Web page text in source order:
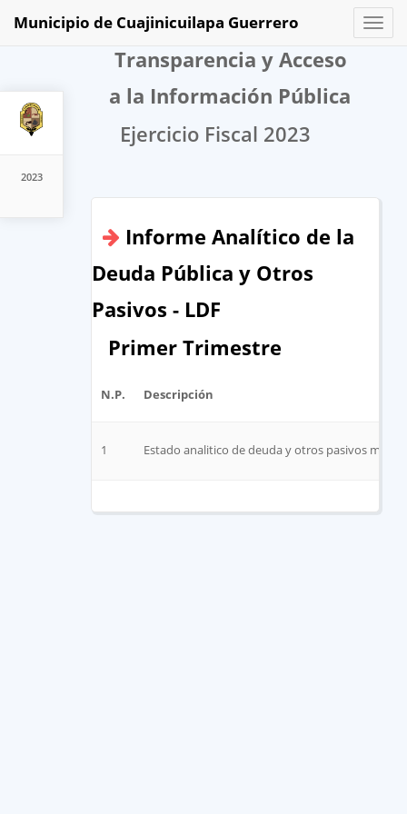
2023
Toggle
Municipio de Cuajinicuilapa Guerrero
Transparencia y Acceso
a la Información Pública
Ejercicio Fiscal 2023
Informe Analítico de la
Deuda Pública y Otros
Pasivos - LDF
Primer Trimestre
N.P. Descripción
1 Estado analitico de deuda y otros pasivos marzo